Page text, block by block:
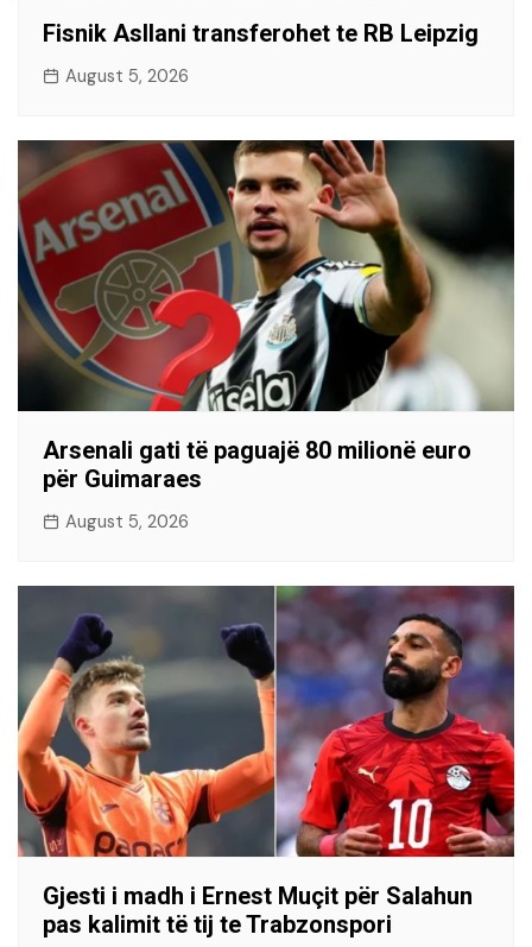
Fisnik Asllani transferohet te RB Leipzig
August 5, 2026
Arsenali gati të paguajë 80 milionë euro
për Guimaraes
August 5, 2026
Gjesti i madh i Ernest Muçit për Salahun
pas kalimit të tij te Trabzonspori